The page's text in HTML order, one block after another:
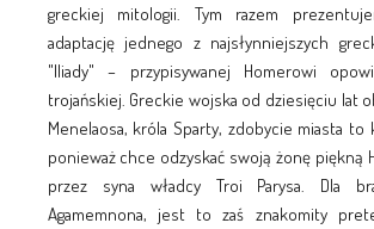
greckiej mitologii. Tym razem
adaptację jednego z najsłynniejszych
"Iliady" – przypisywanej Homerowi
trojańskiej. Greckie wojska od dziesięciu lat
Menelaosa, króla Sparty, zdobycie miasta
ponieważ chce odzyskać swoją żonę piękną
przez syna władcy Troi Parysa. Dla
Agamemnona, jest to zaś znakomity